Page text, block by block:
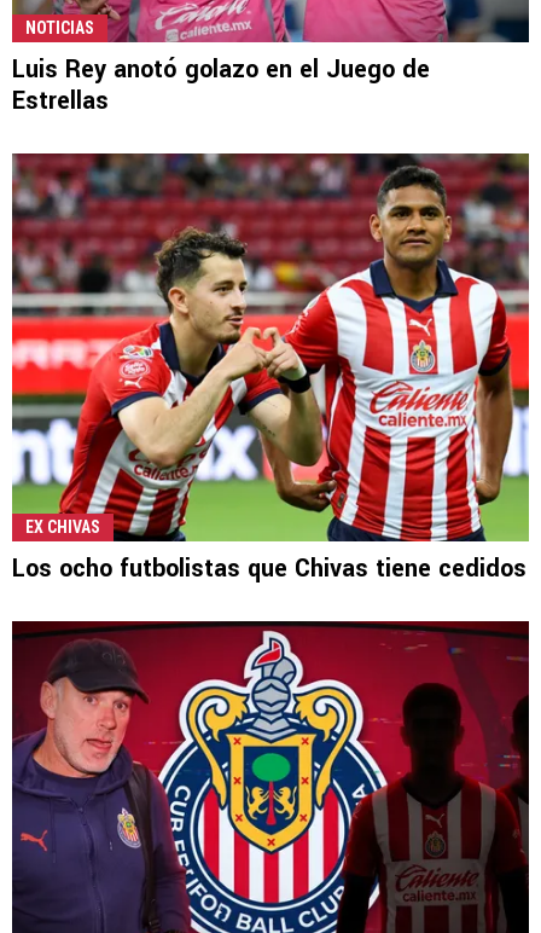
NOTICIAS
Luis Rey anotó golazo en el Juego de
Estrellas
EX CHIVAS
Los ocho futbolistas que Chivas tiene cedidos